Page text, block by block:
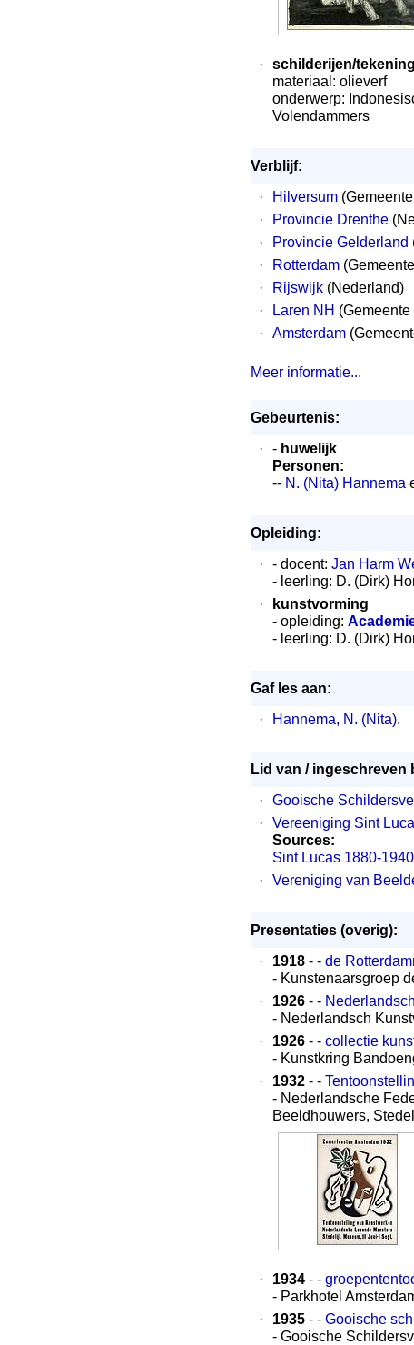
· schilderijen/
materiaal: olieverf
onderwerp:
Volendammers
Verblijf:
·
Hilversum
·
Provincie Drenthe
·
Provincie Gelderland
·
Rotterdam
·
Rijswijk (Nederland)
·
Laren NH
·
Amsterdam
Meer informatie...
Gebeurtenis:
·
- huwelijk
Personen:
-- N. (Nita) Hannema
Opleiding:
·
- docent: Jan Harm
- leerling: D. (Dirk)
·
kunstvorming
- opleiding:
- leerling: D. (Dirk)
Gaf les aan:
·
Hannema, N. (Nita).
Lid van / ingeschreven
·
Gooische
·
Vereeniging Sint
Sources:
Sint Lucas 1880-1940
·
Vereniging van
Presentaties (overig):
·
1918 - - de
- Kunstenaarsgroep
·
1926 - -
- Nederlandsch
·
1926 - - collectie
- Kunstkring
·
1932 - -
- Nederlandsche
Beeldhouwers,
· 1934 - -
- Parkhotel
·
1935 - - Gooische
- Gooische